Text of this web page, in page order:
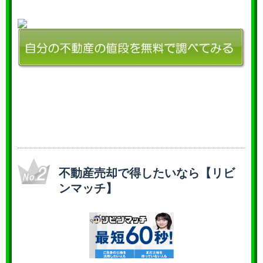
不動産売却で得したいなら【リビ
ンマッチ】